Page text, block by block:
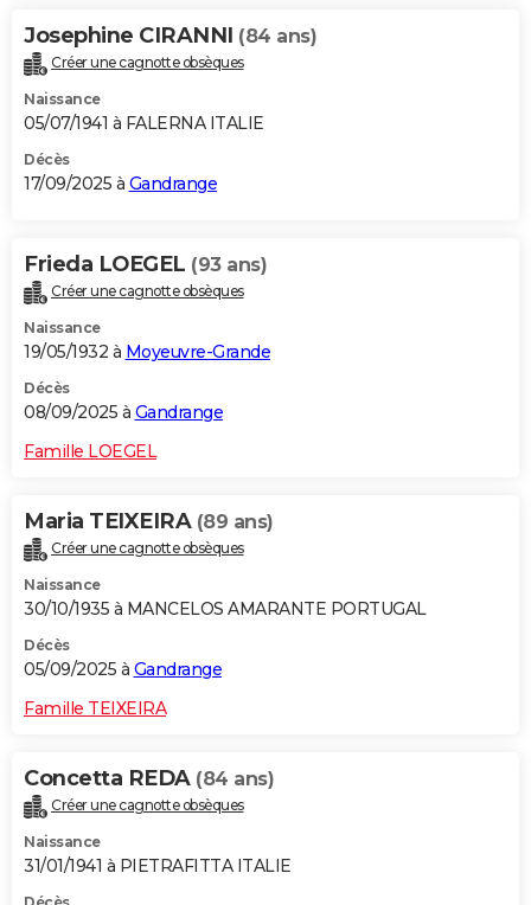
Josephine CIRANNI (84 ans)
Créer une cagnotte obsèques
Naissance
05/07/1941 à FALERNA ITALIE
Décès
17/09/2025 à Gandrange
Frieda LOEGEL (93 ans)
Créer une cagnotte obsèques
Naissance
19/05/1932 à Moyeuvre-Grande
Décès
08/09/2025 à Gandrange
Famille LOEGEL
Maria TEIXEIRA (89 ans)
Créer une cagnotte obsèques
Naissance
30/10/1935 à MANCELOS AMARANTE PORTUGAL
Décès
05/09/2025 à Gandrange
Famille TEIXEIRA
Concetta REDA (84 ans)
Créer une cagnotte obsèques
Naissance
31/01/1941 à PIETRAFITTA ITALIE
Décès